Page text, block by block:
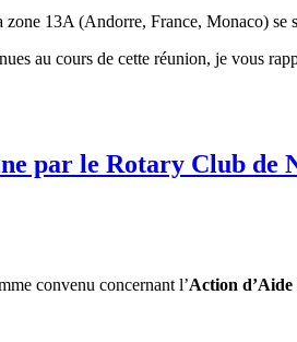
13A (Andorre, France, Monaco) se
au cours de cette réunion, je vous
par le Rotary Club de
convenu concernant l’Action